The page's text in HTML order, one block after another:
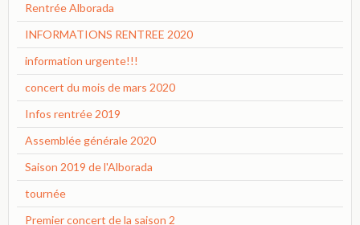
Rentrée Alborada
INFORMATIONS RENTREE 2020
information urgente!!!
concert du mois de mars 2020
Infos rentrée 2019
Assemblée générale 2020
Saison 2019 de l'Alborada
tournée
Premier concert de la saison 2